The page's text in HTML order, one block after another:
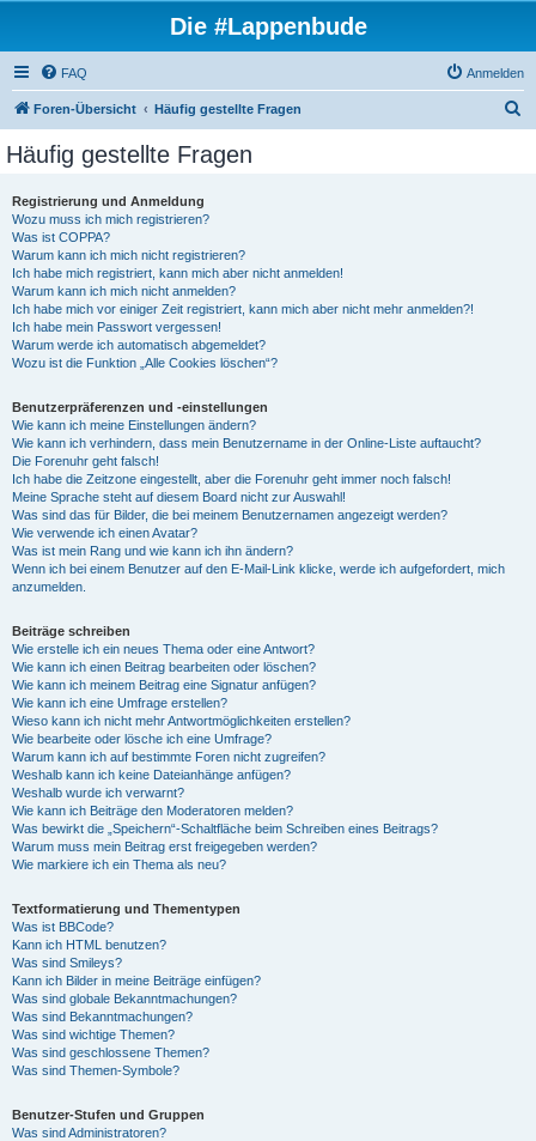
Die #Lappenbude
FAQ Anmelden
Foren-Übersicht Häufig gestellte Fragen
Häufig gestellte Fragen
Registrierung und Anmeldung
Wozu muss ich mich registrieren?
Was ist COPPA?
Warum kann ich mich nicht registrieren?
Ich habe mich registriert, kann mich aber nicht anmelden!
Warum kann ich mich nicht anmelden?
Ich habe mich vor einiger Zeit registriert, kann mich aber nicht mehr anmelden?!
Ich habe mein Passwort vergessen!
Warum werde ich automatisch abgemeldet?
Wozu ist die Funktion „Alle Cookies löschen“?
Benutzerpräferenzen und -einstellungen
Wie kann ich meine Einstellungen ändern?
Wie kann ich verhindern, dass mein Benutzername in der Online-Liste auftaucht?
Die Forenuhr geht falsch!
Ich habe die Zeitzone eingestellt, aber die Forenuhr geht immer noch falsch!
Meine Sprache steht auf diesem Board nicht zur Auswahl!
Was sind das für Bilder, die bei meinem Benutzernamen angezeigt werden?
Wie verwende ich einen Avatar?
Was ist mein Rang und wie kann ich ihn ändern?
Wenn ich bei einem Benutzer auf den E-Mail-Link klicke, werde ich aufgefordert, mich
anzumelden.
Beiträge schreiben
Wie erstelle ich ein neues Thema oder eine Antwort?
Wie kann ich einen Beitrag bearbeiten oder löschen?
Wie kann ich meinem Beitrag eine Signatur anfügen?
Wie kann ich eine Umfrage erstellen?
Wieso kann ich nicht mehr Antwortmöglichkeiten erstellen?
Wie bearbeite oder lösche ich eine Umfrage?
Warum kann ich auf bestimmte Foren nicht zugreifen?
Weshalb kann ich keine Dateianhänge anfügen?
Weshalb wurde ich verwarnt?
Wie kann ich Beiträge den Moderatoren melden?
Was bewirkt die „Speichern“-Schaltfläche beim Schreiben eines Beitrags?
Warum muss mein Beitrag erst freigegeben werden?
Wie markiere ich ein Thema als neu?
Textformatierung und Thementypen
Was ist BBCode?
Kann ich HTML benutzen?
Was sind Smileys?
Kann ich Bilder in meine Beiträge einfügen?
Was sind globale Bekanntmachungen?
Was sind Bekanntmachungen?
Was sind wichtige Themen?
Was sind geschlossene Themen?
Was sind Themen-Symbole?
Benutzer-Stufen und Gruppen
Was sind Administratoren?